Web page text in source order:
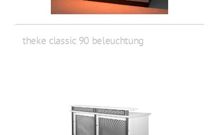
theke classic 90 beleuchtung